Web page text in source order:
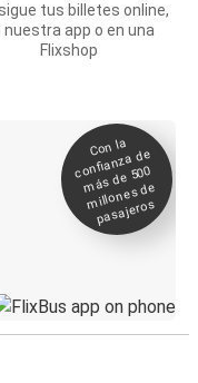
tus billetes online,
nuestra app o en una
Flixshop
Con la
confianza de
más de 500
millones de
pasajeros